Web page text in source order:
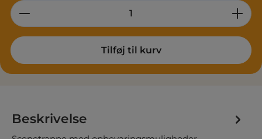
Product Quantity: Enter the desired
Tilføj til kurv
Beskrivelse